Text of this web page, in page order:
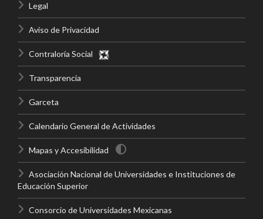
Legal
Aviso de Privacidad
Contraloría Social
Transparencia
Garceta
Calendario General de Actividades
Mapas y Accesibilidad
Asociación Nacional de Universidades e Instituciones de
Educación Superior
Consorcio de Universidades Mexicanas